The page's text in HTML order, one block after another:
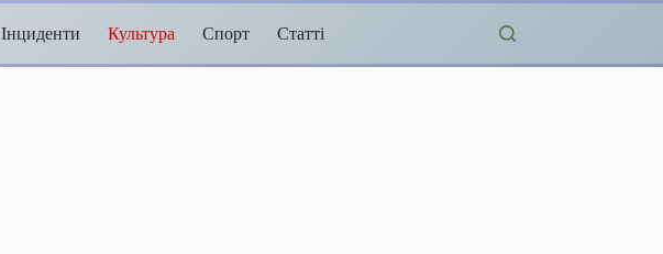
Інциденти Культура Спорт Статті